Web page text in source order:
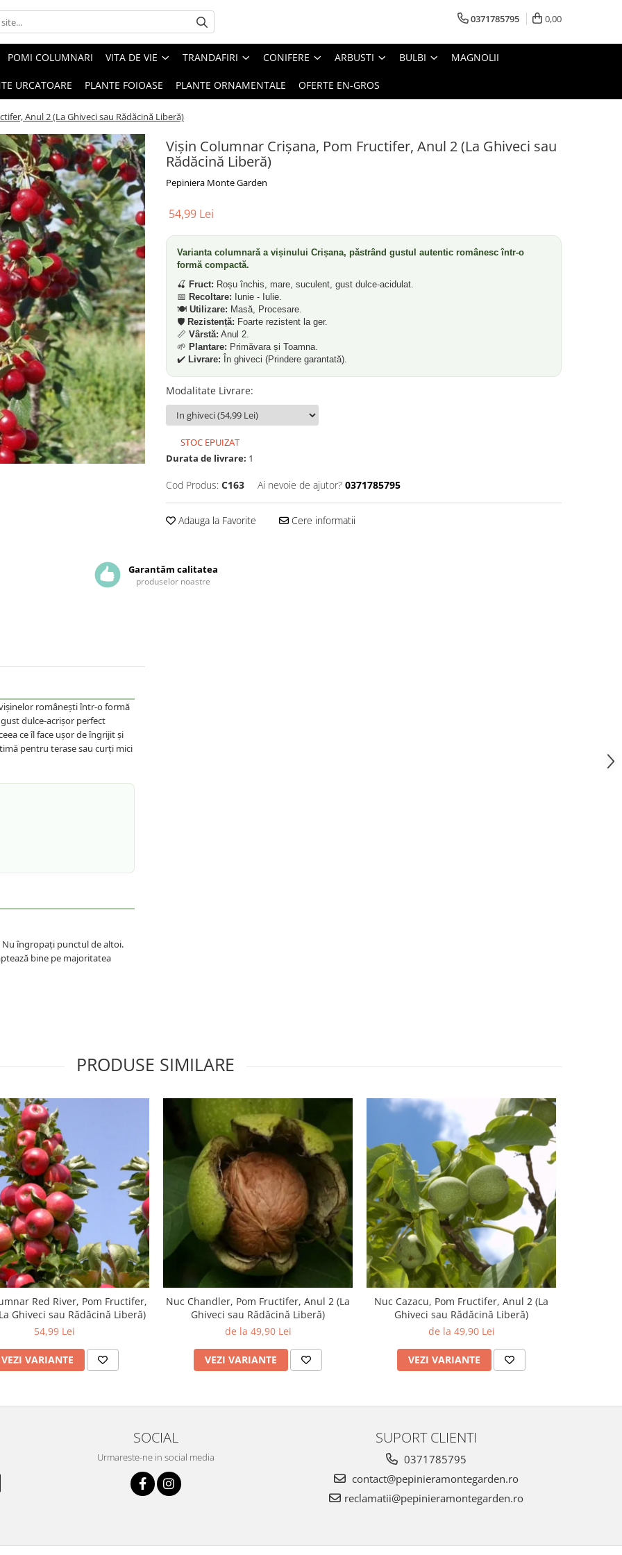
0371785795 0,00
POMI COLUMNARI VITA DE VIE TRANDAFIRI CONIFERE ARBUSTI BULBI MAGNOLII
URCATOARE PLANTE FOIOASE PLANTE ORNAMENTALE OFERTE EN-GROS
Anul 2 (La Ghiveci sau Rădăcină Liberă)
Vișin Columnar Crișana, Pom Fructifer, Anul 2 (La Ghiveci sau
Rădăcină Liberă)
Pepiniera Monte Garden
54,99 Lei
Varianta columnară a vișinului Crișana, păstrând gustul autentic românesc într-o
formă compactă.
🍒 Fruct: Roșu închis, mare, suculent, gust dulce-acidulat.
📅 Recoltare: Iunie - Iulie.
🍽️ Utilizare: Masă, Procesare.
🛡️ Rezistență: Foarte rezistent la ger.
📏 Vârstă: Anul 2.
🌱 Plantare: Primăvara și Toamna.
✔️ Livrare: În ghiveci (Prindere garantată).
Modalitate Livrare:
STOC EPUIZAT
Durata de livrare: 1
Cod Produs: C163 Ai nevoie de ajutor? 0371785795
Adauga la Favorite Cere informatii
Garantăm calitatea
produselor noastre
românești într-o formă
dulce-acrișor perfect
ce îl face ușor de îngrijit și
pentru terase sau curți mici
îngropați punctul de altoi.
bine pe majoritatea
PRODUSE SIMILARE
Red River, Pom Fructifer,
Ghiveci sau Rădăcină Liberă)
54,99 Lei
VEZI VARIANTE
Nuc Chandler, Pom Fructifer, Anul 2 (La
Ghiveci sau Rădăcină Liberă)
de la 49,90 Lei
VEZI VARIANTE
Nuc Cazacu, Pom Fructifer, Anul 2 (La
Ghiveci sau Rădăcină Liberă)
de la 49,90 Lei
VEZI VARIANTE
SOCIAL
Urmareste-ne in social media
SUPORT CLIENTI
0371785795
contact@pepinieramontegarden.ro
reclamatii@pepinieramontegarden.ro